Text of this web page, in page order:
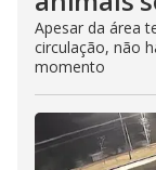
Apesar da área
circulação, não
momento